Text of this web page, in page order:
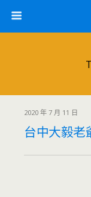
2020 年 7 月 11 日
台中大毅老